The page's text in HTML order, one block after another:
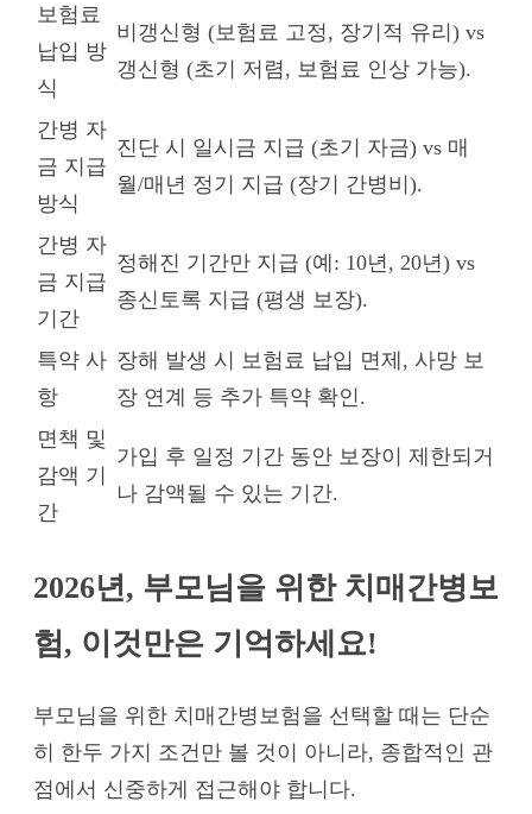
보험료
납입 방
식
비갱신형 (보험료 고정, 장기적 유리) vs
갱신형 (초기 저렴, 보험료 인상 가능).
간병 자
금 지급
방식
진단 시 일시금 지급 (초기 자금) vs 매
월/매년 정기 지급 (장기 간병비).
간병 자
금 지급
기간
정해진 기간만 지급 (예: 10년, 20년) vs
종신토록 지급 (평생 보장).
특약 사
항
장해 발생 시 보험료 납입 면제, 사망 보
장 연계 등 추가 특약 확인.
면책 및
감액 기
간
가입 후 일정 기간 동안 보장이 제한되거
나 감액될 수 있는 기간.
2026년, 부모님을 위한 치매간병보
험, 이것만은 기억하세요!
부모님을 위한 치매간병보험을 선택할 때는 단순
히 한두 가지 조건만 볼 것이 아니라, 종합적인 관
점에서 신중하게 접근해야 합니다.